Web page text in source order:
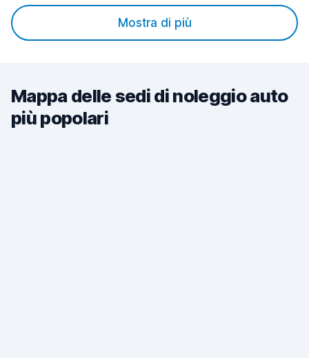
Mostra di più
Mappa delle sedi di noleggio auto
più popolari